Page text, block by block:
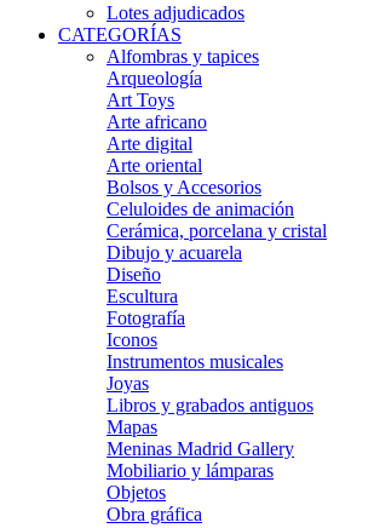
Lotes adjudicados
CATEGORÍAS
Alfombras y tapices
Arqueología
Art Toys
Arte africano
Arte digital
Arte oriental
Bolsos y Accesorios
Celuloides de animación
Cerámica, porcelana y cristal
Dibujo y acuarela
Diseño
Escultura
Fotografía
Iconos
Instrumentos musicales
Joyas
Libros y grabados antiguos
Mapas
Meninas Madrid Gallery
Mobiliario y lámparas
Objetos
Obra gráfica